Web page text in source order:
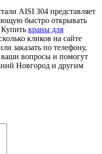
AISI 304 представляет
быстро открывать
краны для
кликов на сайте
заказать по телефону,
ваши вопросы и помогут
Новгород и другим